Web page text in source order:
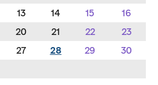
13 14 15
16
20 21 22
23
27 28 29
30